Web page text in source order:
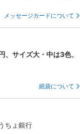
メッセージカードについて
サイズ大・中は3色、
紙袋について
ちょ銀行